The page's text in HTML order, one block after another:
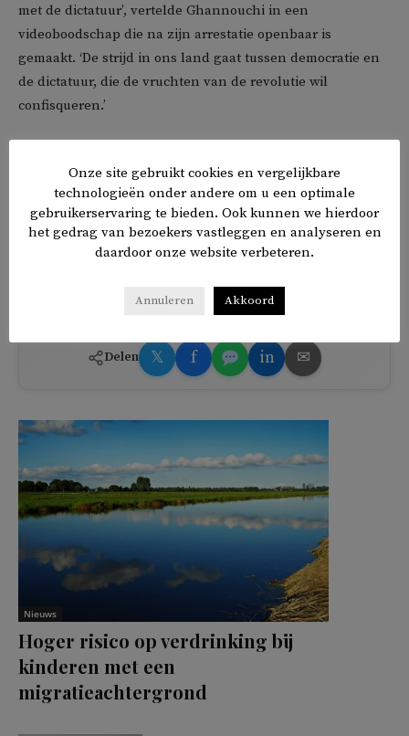
met de dictatuur’, vertelde Ghannouchi in een
videoboodschap die na zijn arrestatie openbaar is
gemaakt. ‘De strijd in ons land gaat tussen democratie en
de dictatuur, die de vruchten van de revolutie wil
confisqueren.’
Sindsdien heeft hij echter het parlement monddood
gemaakt en oppositieleden laten opsluiten. Ghannouchi is
een van de felste critici van de president. De
oppositieleider heeft sinds vorig jaar huisarrest. Zijn partij
Delen 𝕏 f in ✉
Nieuws
Hoger risico op verdrinking bij
kinderen met een
migratieachtergrond
Onze site gebruikt cookies en vergelijkbare
technologieën onder andere om u een optimale
gebruikerservaring te bieden. Ook kunnen we hierdoor
het gedrag van bezoekers vastleggen en analyseren en
daardoor onze website verbeteren.
Annuleren Akkoord